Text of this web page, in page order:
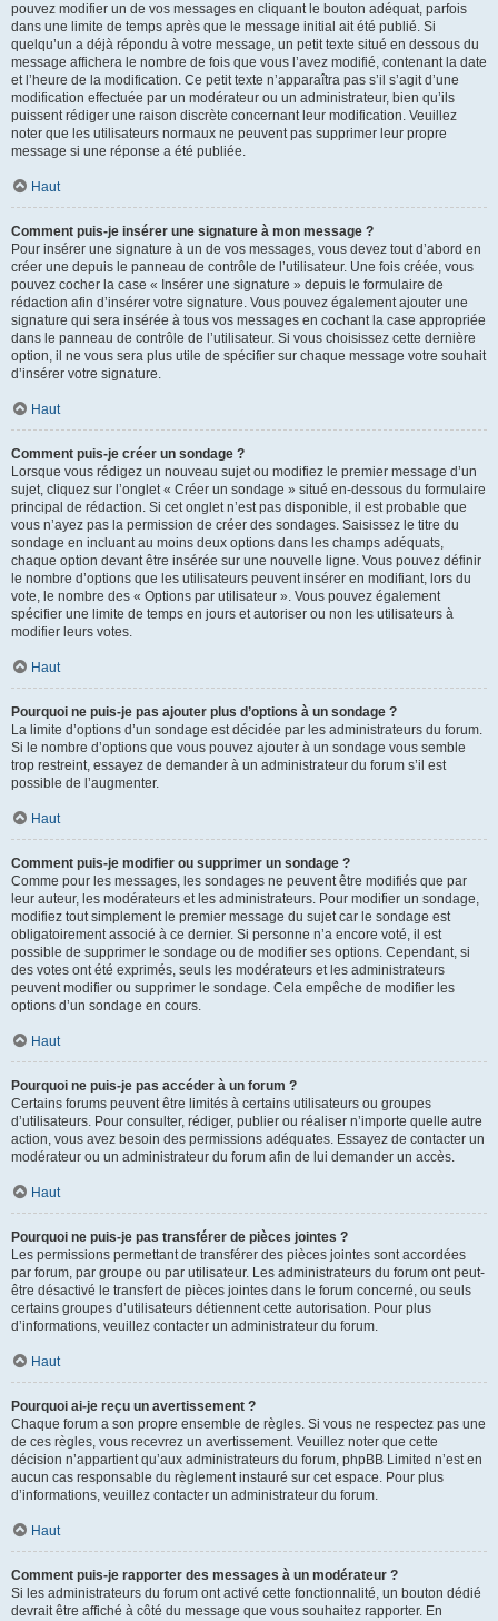
pouvez modifier un de vos messages en cliquant le bouton adéquat, parfois
dans une limite de temps après que le message initial ait été publié. Si
quelqu’un a déjà répondu à votre message, un petit texte situé en dessous du
message affichera le nombre de fois que vous l’avez modifié, contenant la date
et l’heure de la modification. Ce petit texte n’apparaîtra pas s’il s’agit d’une
modification effectuée par un modérateur ou un administrateur, bien qu’ils
puissent rédiger une raison discrète concernant leur modification. Veuillez
noter que les utilisateurs normaux ne peuvent pas supprimer leur propre
message si une réponse a été publiée.
Haut
Comment puis-je insérer une signature à mon message ?
Pour insérer une signature à un de vos messages, vous devez tout d’abord en
créer une depuis le panneau de contrôle de l’utilisateur. Une fois créée, vous
pouvez cocher la case « Insérer une signature » depuis le formulaire de
rédaction afin d’insérer votre signature. Vous pouvez également ajouter une
signature qui sera insérée à tous vos messages en cochant la case appropriée
dans le panneau de contrôle de l’utilisateur. Si vous choisissez cette dernière
option, il ne vous sera plus utile de spécifier sur chaque message votre souhait
d’insérer votre signature.
Haut
Comment puis-je créer un sondage ?
Lorsque vous rédigez un nouveau sujet ou modifiez le premier message d’un
sujet, cliquez sur l’onglet « Créer un sondage » situé en-dessous du formulaire
principal de rédaction. Si cet onglet n’est pas disponible, il est probable que
vous n’ayez pas la permission de créer des sondages. Saisissez le titre du
sondage en incluant au moins deux options dans les champs adéquats,
chaque option devant être insérée sur une nouvelle ligne. Vous pouvez définir
le nombre d’options que les utilisateurs peuvent insérer en modifiant, lors du
vote, le nombre des « Options par utilisateur ». Vous pouvez également
spécifier une limite de temps en jours et autoriser ou non les utilisateurs à
modifier leurs votes.
Haut
Pourquoi ne puis-je pas ajouter plus d’options à un sondage ?
La limite d’options d’un sondage est décidée par les administrateurs du forum.
Si le nombre d’options que vous pouvez ajouter à un sondage vous semble
trop restreint, essayez de demander à un administrateur du forum s’il est
possible de l’augmenter.
Haut
Comment puis-je modifier ou supprimer un sondage ?
Comme pour les messages, les sondages ne peuvent être modifiés que par
leur auteur, les modérateurs et les administrateurs. Pour modifier un sondage,
modifiez tout simplement le premier message du sujet car le sondage est
obligatoirement associé à ce dernier. Si personne n’a encore voté, il est
possible de supprimer le sondage ou de modifier ses options. Cependant, si
des votes ont été exprimés, seuls les modérateurs et les administrateurs
peuvent modifier ou supprimer le sondage. Cela empêche de modifier les
options d’un sondage en cours.
Haut
Pourquoi ne puis-je pas accéder à un forum ?
Certains forums peuvent être limités à certains utilisateurs ou groupes
d’utilisateurs. Pour consulter, rédiger, publier ou réaliser n’importe quelle autre
action, vous avez besoin des permissions adéquates. Essayez de contacter un
modérateur ou un administrateur du forum afin de lui demander un accès.
Haut
Pourquoi ne puis-je pas transférer de pièces jointes ?
Les permissions permettant de transférer des pièces jointes sont accordées
par forum, par groupe ou par utilisateur. Les administrateurs du forum ont peut-
être désactivé le transfert de pièces jointes dans le forum concerné, ou seuls
certains groupes d’utilisateurs détiennent cette autorisation. Pour plus
d’informations, veuillez contacter un administrateur du forum.
Haut
Pourquoi ai-je reçu un avertissement ?
Chaque forum a son propre ensemble de règles. Si vous ne respectez pas une
de ces règles, vous recevrez un avertissement. Veuillez noter que cette
décision n’appartient qu’aux administrateurs du forum, phpBB Limited n’est en
aucun cas responsable du règlement instauré sur cet espace. Pour plus
d’informations, veuillez contacter un administrateur du forum.
Haut
Comment puis-je rapporter des messages à un modérateur ?
Si les administrateurs du forum ont activé cette fonctionnalité, un bouton dédié
devrait être affiché à côté du message que vous souhaitez rapporter. En